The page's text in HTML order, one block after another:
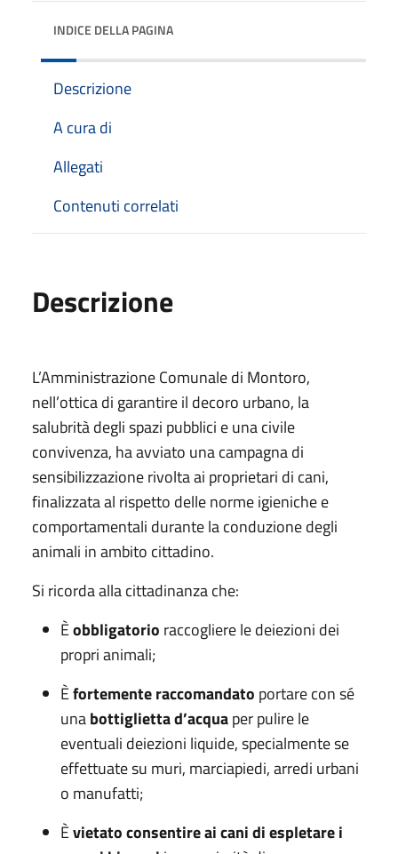
INDICE DELLA PAGINA
Descrizione
A cura di
Allegati
Contenuti correlati
Descrizione
L’Amministrazione Comunale di Montoro,
nell’ottica di garantire il decoro urbano, la
salubrità degli spazi pubblici e una civile
convivenza, ha avviato una campagna di
sensibilizzazione rivolta ai proprietari di cani,
finalizzata al rispetto delle norme igieniche e
comportamentali durante la conduzione degli
animali in ambito cittadino.
Si ricorda alla cittadinanza che:
Èobbligatorio raccogliere le deiezioni dei
propri animali;
Èfortemente raccomandato portare con sé
unabottiglietta d’acquaper pulire le
eventuali deiezioni liquide, specialmente se
effettuate su muri, marciapiedi, arredi urbani
o manufatti;
Èvietato consentire ai cani di espletare i